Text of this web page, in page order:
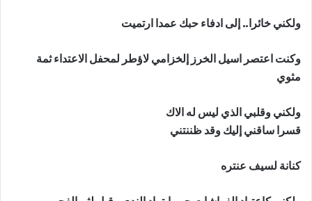
ولكني خائرا.. إلى ادفاء حبك عمدا ارتميت
وكنت اعتصر اسيل الخرز إلخزامي لاؤطر لمحفل الاعتداء ثمة
مثوي
ولكني وقلبي الذي ليس له الاك
قسرا ساقني إليك وقد ظننتني
كنانة لسيف عنتره